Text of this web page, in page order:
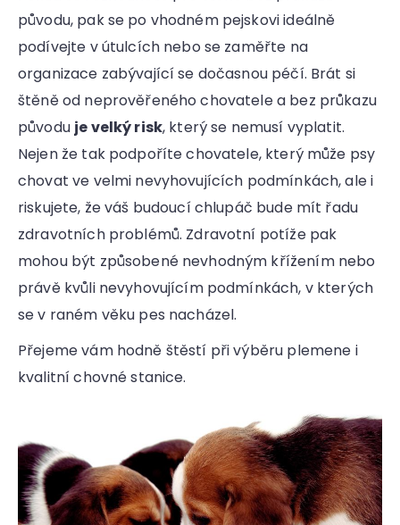
původu, pak se po vhodném pejskovi ideálně
podívejte v útulcích nebo se zaměřte na
organizace zabývající se dočasnou péčí. Brát si
štěně od neprověřeného chovatele a bez průkazu
původu je velký risk, který se nemusí vyplatit.
Nejen že tak podpoříte chovatele, který může psy
chovat ve velmi nevyhovujících podmínkách, ale i
riskujete, že váš budoucí chlupáč bude mít řadu
zdravotních problémů. Zdravotní potíže pak
mohou být způsobené nevhodným křížením nebo
právě kvůli nevyhovujícím podmínkách, v kterých
se v raném věku pes nacházel.
Přejeme vám hodně štěstí při výběru plemene i
kvalitní chovné stanice.